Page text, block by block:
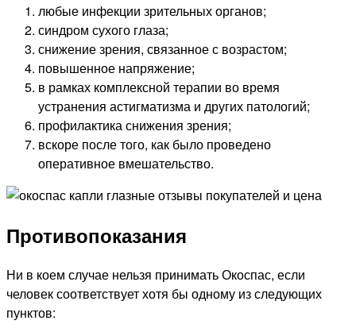
любые инфекции зрительных органов;
синдром сухого глаза;
снижение зрения, связанное с возрастом;
повышенное напряжение;
в рамках комплексной терапии во время
устранения астигматизма и других патологий;
профилактика снижения зрения;
вскоре после того, как было проведено
оперативное вмешательство.
Противопоказания
Ни в коем случае нельзя принимать Окоспас, если
человек соответствует хотя бы одному из следующих
пунктов: